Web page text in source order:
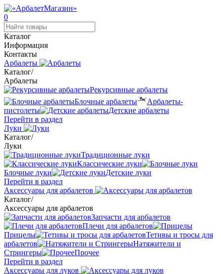
0
Каталог
Информация
Контакты
Арбалеты
Каталог/
Арбалеты
Рекурсивные арбалеты
Блочные арбалеты
Арбалеты-
пистолеты
Детские арбалеты
Перейти в раздел
Луки
Каталог/
Луки
Традиционные луки
Классические луки
Блочные луки
Детские луки
Перейти в раздел
Аксессуары для арбалетов
Каталог/
Аксессуары для арбалетов
Запчасти для арбалетов
Плечи для арбалетов
Прицелы
Тетивы и тросы для
арбалетов
Натяжители и
Стрингеры
Прочее
Перейти в раздел
Аксессуары для луков